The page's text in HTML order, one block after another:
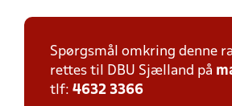
Spørgsmål omkring denne
rettes til DBU Sjælland på
tlf: 4632 3366